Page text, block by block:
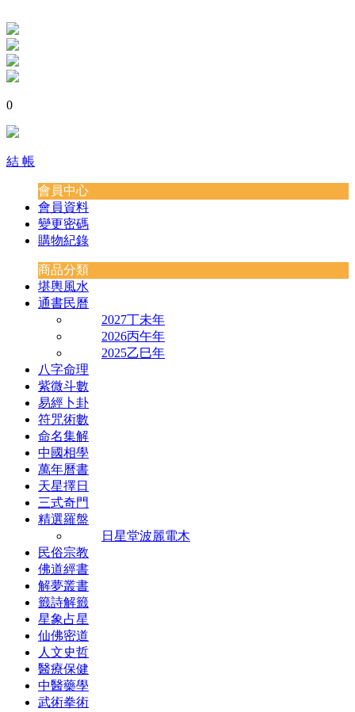
0
結 帳
會員中心
會員資料
變更密碼
購物紀錄
商品分類
堪輿風水
通書民曆
2027丁未年
2026丙午年
2025乙巳年
八字命理
紫微斗數
易經卜卦
符咒術數
命名集解
中國相學
萬年曆書
天星擇日
三式奇門
精選羅盤
日星堂波麗電木
民俗宗教
佛道經書
解夢叢書
籤詩解籤
星象占星
仙佛密道
人文史哲
醫療保健
中醫藥學
武術拳術